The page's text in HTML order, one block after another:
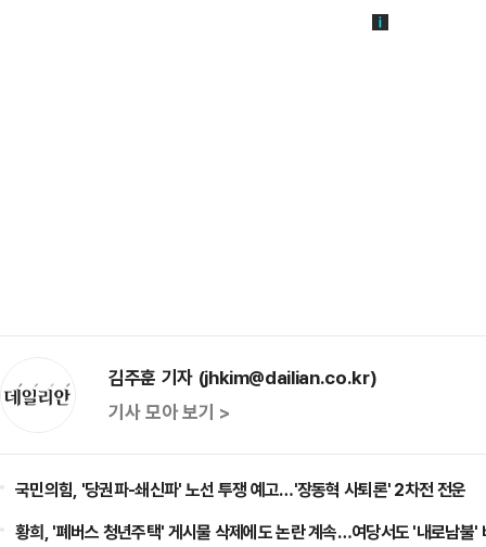
김주훈 기자 (jhkim@dailian.co.kr)
기사 모아 보기 >
국민의힘, '당권파-쇄신파' 노선 투쟁 예고…'장동혁 사퇴론' 2차전 전운
황희, '폐버스 청년주택' 게시물 삭제에도 논란 계속…여당서도 '내로남불'